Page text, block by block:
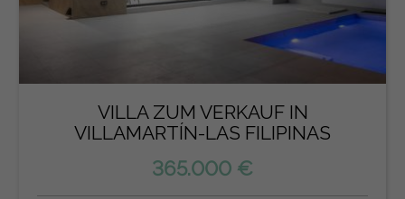
VILLA ZUM VERKAUF IN
VILLAMARTÍN-LAS FILIPINAS
365.000 €